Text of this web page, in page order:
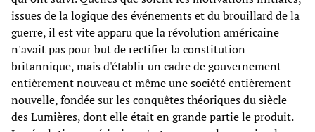
issues de la logique des événements et du brouillard de la
guerre, il est vite apparu que la révolution américaine
n'avait pas pour but de rectifier la constitution
britannique, mais d'établir un cadre de gouvernement
entièrement nouveau et même une société entièrement
nouvelle, fondée sur les conquêtes théoriques du siècle
des Lumières, dont elle était en grande partie le produit.